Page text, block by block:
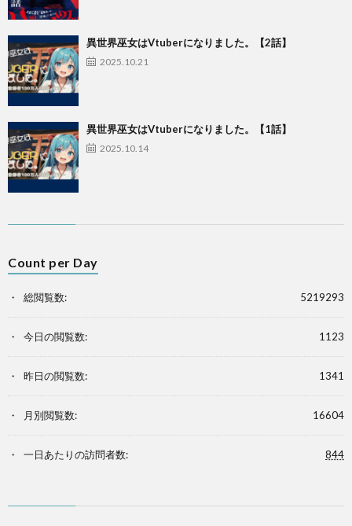
異世界巫女はVtuberになりました。【2話】
2025.10.21
異世界巫女はVtuberになりました。【1話】
2025.10.14
Count per Day
5219293
総閲覧数:
1123
今日の閲覧数:
1341
昨日の閲覧数:
16604
月別閲覧数:
844
一日あたりの訪問者数: